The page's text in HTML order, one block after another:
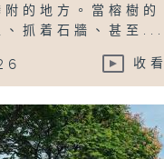
的地方。當榕樹的
、抓着石牆、甚至...
收看